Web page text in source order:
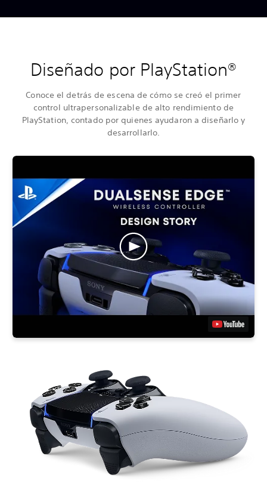
Diseñado por PlayStation®
Conoce el detrás de escena de cómo se creó el primer
control ultrapersonalizable de alto rendimiento de
PlayStation, contado por quienes ayudaron a diseñarlo y
desarrollarlo.